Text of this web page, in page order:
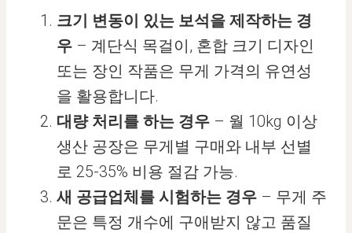
크기 변동이 있는 보석을 제작하는 경
우 – 계단식 목걸이, 혼합 크기 디자인
또는 장인 작품은 무게 가격의 유연성
을 활용합니다.
대량 처리를 하는 경우 – 월 10kg 이상
생산 공장은 무게별 구매와 내부 선별
로 25-35% 비용 절감 가능.
새 공급업체를 시험하는 경우 – 무게 주
문은 특정 개수에 구애받지 않고 품질